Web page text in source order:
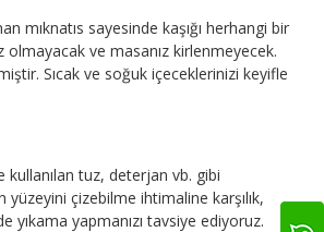
mıknatıs sayesinde kaşığı herhangi bir
ve masanız kirlenmeyecek.
Sıcak ve soğuk içeceklerinizi keyifle
kullanılan tuz, deterjan vb. gibi
çizebilme ihtimaline karşılık,
yıkama yapmanızı tavsiye ediyoruz.